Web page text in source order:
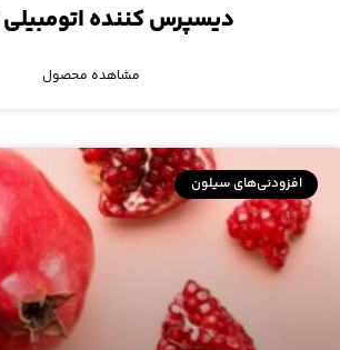
دیسپرس کننده اتومبیلی ۷۰۰۹
مشاهده محصول
افزودنی‌های سیلون